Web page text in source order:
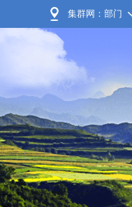
集群网：部门